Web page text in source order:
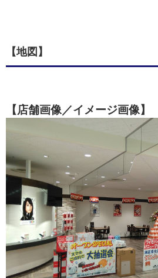
【地図】
【店舗画像／イメージ画像】